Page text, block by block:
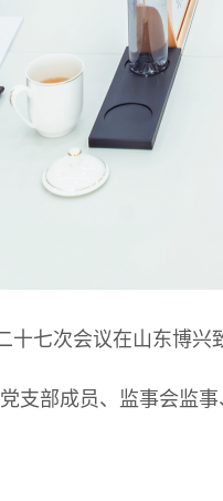
七次会议在山东博
支部成员、监事会监